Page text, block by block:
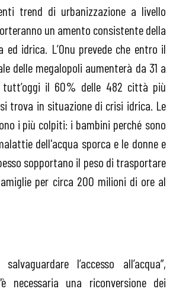
trend di urbanizzazione a livello
un amento consistente della
ed idrica. L’Onu prevede che entro il
delle megalopoli aumenterà da 31 a
il 60% delle 482 città più
trova in situazione di crisi idrica. Le
i più colpiti: i bambini perché sono
dell'acqua sporca e le donne e
sopportano il peso di trasportare
per circa 200 milioni di ore al
l’accesso all’acqua”,
necessaria una riconversione dei